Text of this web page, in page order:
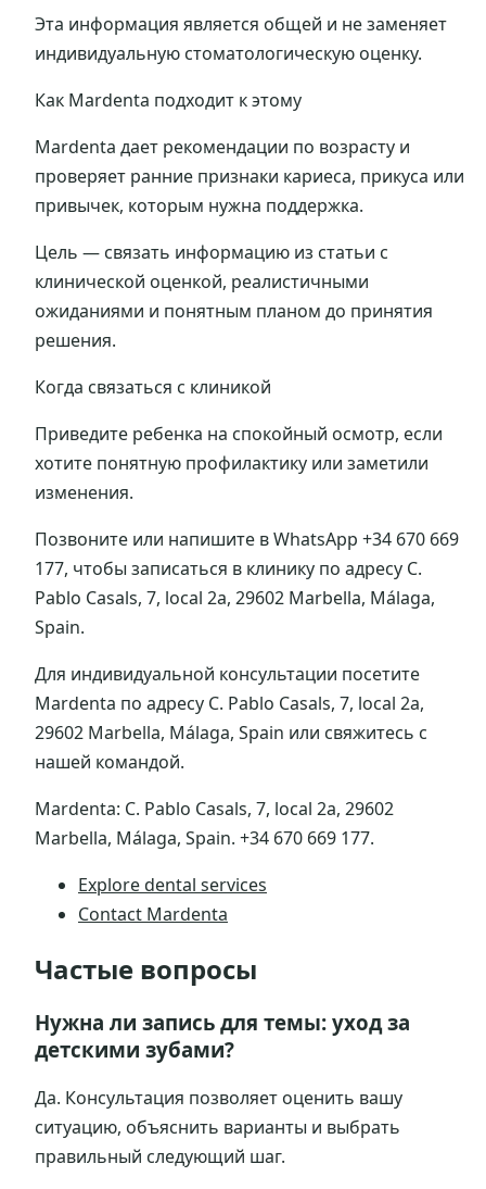
Эта информация является общей и не заменяет
индивидуальную стоматологическую оценку.
Как Mardenta подходит к этому
Mardenta дает рекомендации по возрасту и
проверяет ранние признаки кариеса, прикуса или
привычек, которым нужна поддержка.
Цель — связать информацию из статьи с
клинической оценкой, реалистичными
ожиданиями и понятным планом до принятия
решения.
Когда связаться с клиникой
Приведите ребенка на спокойный осмотр, если
хотите понятную профилактику или заметили
изменения.
Позвоните или напишите в WhatsApp +34 670 669
177, чтобы записаться в клинику по адресу C.
Pablo Casals, 7, local 2a, 29602 Marbella, Málaga,
Spain.
Для индивидуальной консультации посетите
Mardenta по адресу C. Pablo Casals, 7, local 2a,
29602 Marbella, Málaga, Spain или свяжитесь с
нашей командой.
Mardenta: C. Pablo Casals, 7, local 2a, 29602
Marbella, Málaga, Spain. +34 670 669 177.
Explore dental services
Contact Mardenta
Частые вопросы
Нужна ли запись для темы: уход за
детскими зубами?
Да. Консультация позволяет оценить вашу
ситуацию, объяснить варианты и выбрать
правильный следующий шаг.